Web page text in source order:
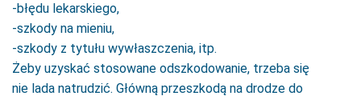
-błędu lekarskiego,
-szkody na mieniu,
-szkody z tytułu wywłaszczenia, itp.
Żeby uzyskać stosowane odszkodowanie, trzeba się
nie lada natrudzić. Główną przeszkodą na drodze do